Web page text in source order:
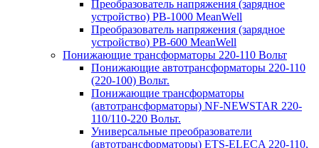
Преобразователь напряжения (зарядное
устройство) PB-1000 MeanWell
Преобразователь напряжения (зарядное
устройство) PB-600 MeanWell
Понижающие трансформаторы 220-110 Вольт
Понижающие автотрансформаторы 220-110
(220-100) Вольт.
Понижающие трансформаторы
(автотрансформаторы) NF-NEWSTAR 220-
110/110-220 Вольт.
Универсальные преобразователи
(автотрансформаторы) ETS-ELECA 220-110,